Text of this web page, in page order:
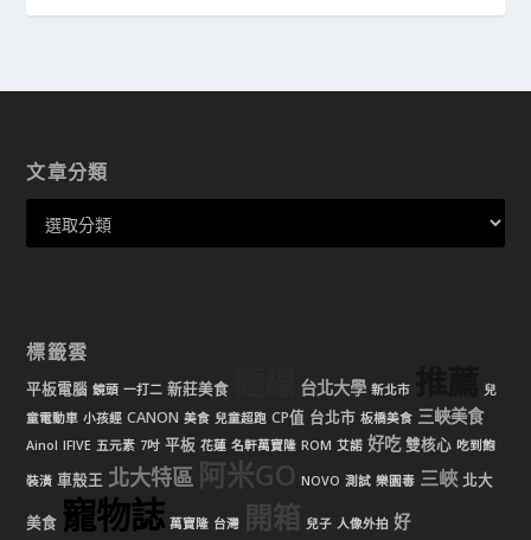
文章分類
標籤雲
平板電腦 鏡頭 一打二 新莊美食 台北大學 新北市
兒
童電動車 小孩經 CANON 美食 兒童超跑 CP值 台北市 板橋美食 三峽美食
Ainol IFIVE 五元素 7吋 平板 花蓮 名軒萬寶隆 ROM 艾諾 好吃 雙核心 吃到飽
裝潢 車殼王 北大特區 阿米GO NOVO 測試 樂園毒 三峽 北大
美食 寵物誌 萬寶隆 台灣 開箱 兒子 人像外拍 好